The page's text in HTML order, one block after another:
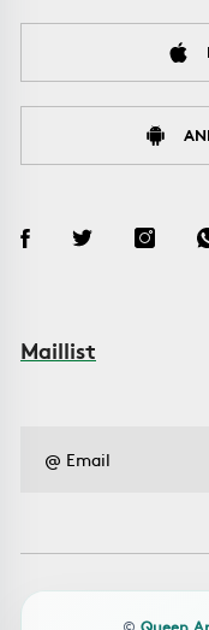
Maillist
© Queen